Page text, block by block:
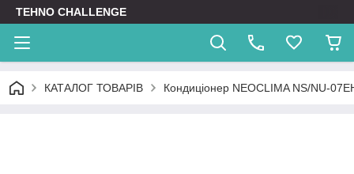
TEHNO CHALLENGE
КАТАЛОГ ТОВАРІВ Кондиціонер NEOCLIMA NS/NU-